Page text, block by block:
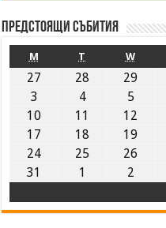
Предстоящи събития
M T W
27 28 29
3
4 5
10
11 12
17
18 19
24
25 26
31
1 2